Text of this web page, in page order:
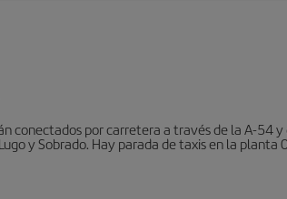
conectados por carretera a través de la A-54
y Sobrado. Hay parada de taxis en la